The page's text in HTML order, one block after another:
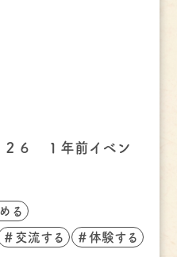
２６ １年前イベン
る
＃交流する ＃体験する